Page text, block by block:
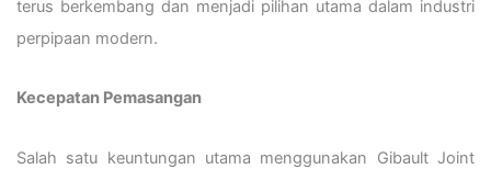
terus berkembang dan menjadi pilihan utama dalam industri
perpipaan modern.
Kecepatan Pemasangan
Salah satu keuntungan utama menggunakan Gibault Joint